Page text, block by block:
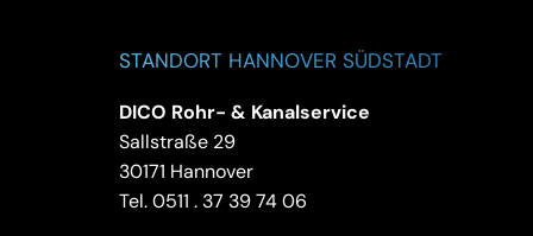
STANDORT HANNOVER SÜDSTADT
DICO Rohr- & Kanalservice
Sallstraße 29
30171 Hannover
Tel.0511 . 37 39 74 06